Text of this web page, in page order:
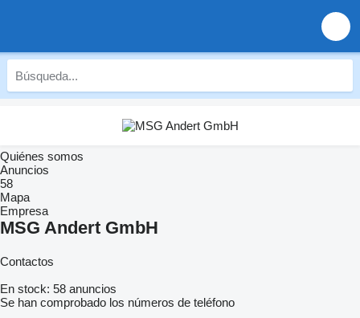
Quiénes somos
Anuncios
58
Mapa
Empresa
MSG Andert GmbH
Contactos
En stock: 58 anuncios
Se han comprobado los números de teléfono